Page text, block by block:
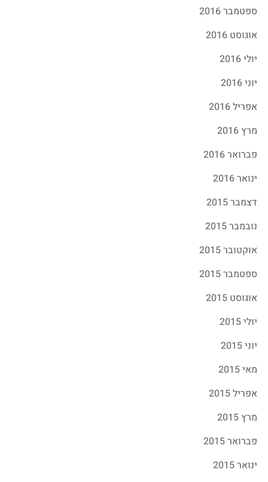
ספטמבר 2016
אוגוסט 2016
יולי 2016
יוני 2016
אפריל 2016
מרץ 2016
פברואר 2016
ינואר 2016
דצמבר 2015
נובמבר 2015
אוקטובר 2015
ספטמבר 2015
אוגוסט 2015
יולי 2015
יוני 2015
מאי 2015
אפריל 2015
מרץ 2015
פברואר 2015
ינואר 2015